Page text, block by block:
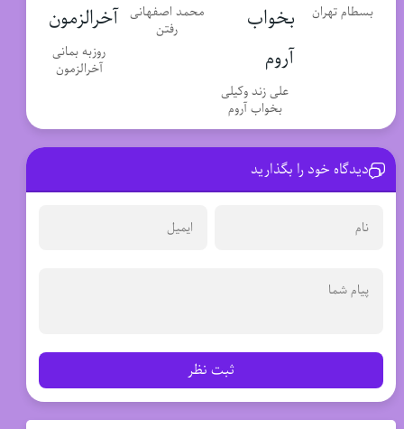
بسطام تهران
علی زند وکیلی
بخواب آروم
محمد اصفهانی
رفتن
روزبه بمانی
آخرالزمون
دیدگاه خود را بگذارید
ثبت نظر